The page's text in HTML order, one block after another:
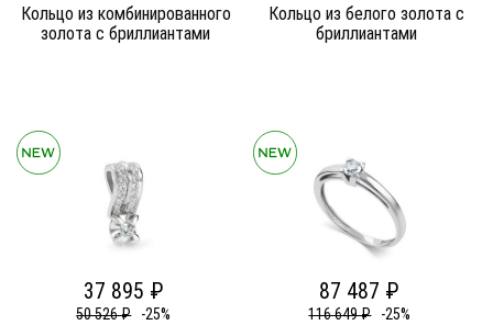
Кольцо из комбинированного
золота c бриллиантами
Кольцо из белого золота c
бриллиантами
37 895 ₽
50 526 ₽ -25%
87 487 ₽
116 649 ₽ -25%